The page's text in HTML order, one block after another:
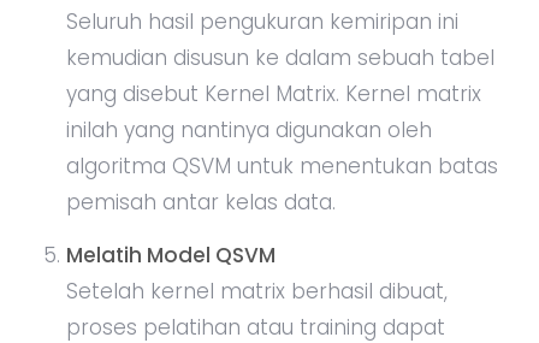
Seluruh hasil pengukuran kemiripan ini
kemudian disusun ke dalam sebuah tabel
yang disebut Kernel Matrix. Kernel matrix
inilah yang nantinya digunakan oleh
algoritma QSVM untuk menentukan batas
pemisah antar kelas data.
Melatih Model QSVM
Setelah kernel matrix berhasil dibuat,
proses pelatihan atau training dapat